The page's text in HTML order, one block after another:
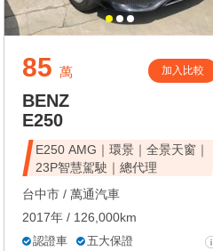
85 萬 加入比較
BENZ
E250
E250 AMG｜環景｜全景天窗｜
23P智慧駕駛｜總代理
台中市 / 萬通汽車
2017年 / 126,000km
認證車
五大保證